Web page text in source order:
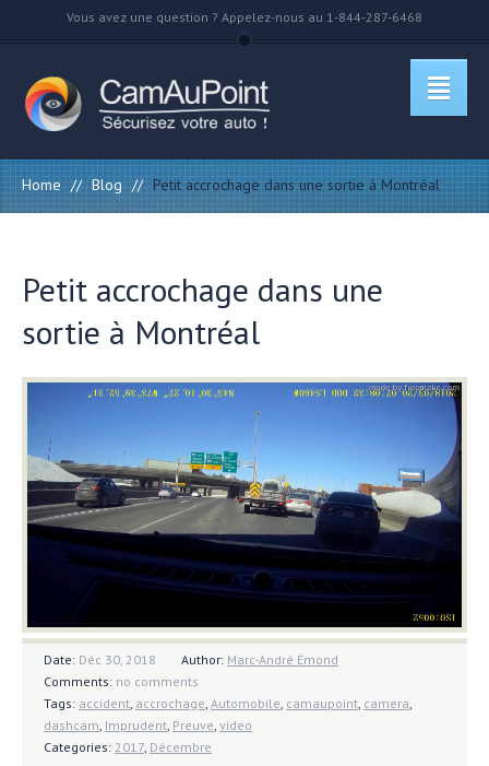
Vous avez une question ? Appelez-nous au 1-844-287-6468
Home // Blog // Petit accrochage dans une sortie à Montréal
Petit accrochage dans une
sortie à Montréal
Date: Déc 30, 2018 Author: Marc-André Émond
Comments: no comments
Tags: accident accrochage Automobile camaupoint camera
dashcam Imprudent Preuve video
Categories: 2017 Décembre